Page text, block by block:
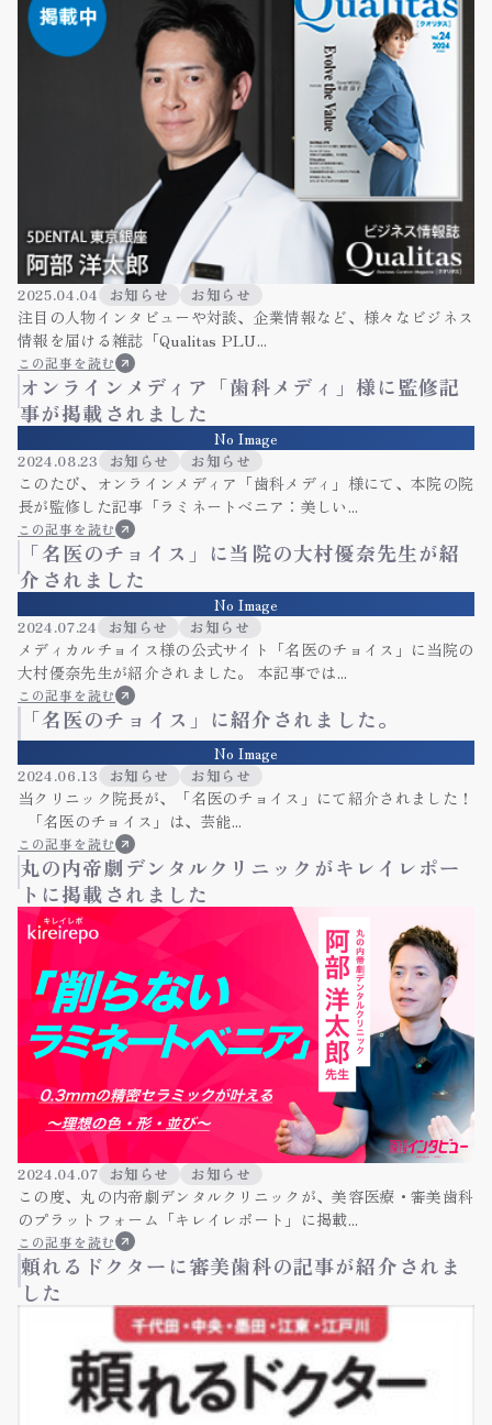
2025.04.04 お知らせ お知らせ
注目の人物インタビューや対談、企業情報など、様々なビジネス
情報を届ける雑誌「Qualitas PLU...
この記事を読む
オンラインメディア「歯科メディ」様に監修記
事が掲載されました
No Image
2024.08.23 お知らせ お知らせ
このたび、オンラインメディア「歯科メディ」様にて、本院の院
長が監修した記事「ラミネートベニア：美しい...
この記事を読む
「名医のチョイス」に当院の大村優奈先生が紹
介されました
No Image
2024.07.24 お知らせ お知らせ
メディカルチョイス様の公式サイト「名医のチョイス」に当院の
大村優奈先生が紹介されました。 本記事では...
この記事を読む
「名医のチョイス」に紹介されました。
No Image
2024.06.13 お知らせ お知らせ
当クリニック院長が、「名医のチョイス」にて紹介されました！
「名医のチョイス」は、芸能...
この記事を読む
丸の内帝劇デンタルクリニックがキレイレポー
トに掲載されました
2024.04.07 お知らせ お知らせ
この度、丸の内帝劇デンタルクリニックが、美容医療・審美歯科
のプラットフォーム「キレイレポート」に掲載...
この記事を読む
頼れるドクターに審美歯科の記事が紹介されま
した